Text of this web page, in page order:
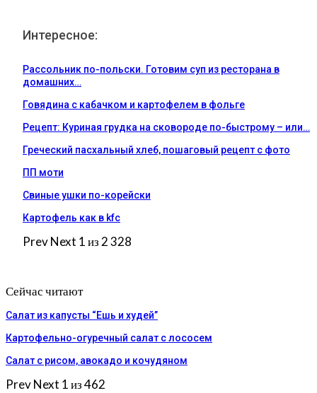
Интересное:
Рассольник по-польски. Готовим суп из ресторана в
домашних…
Говядина с кабачком и картофелем в фольге
Рецепт: Куриная грудка на сковороде по-быстрому – или…
Греческий пасхальный хлеб, пошаговый рецепт с фото
ПП моти
Свиные ушки по-корейски
Картофель как в kfc
PrevNext 1 из 2 328
Сейчас читают
Салат из капусты “Ешь и худей”
Картофельно-огуречный салат с лососем
Салат с рисом, авокадо и кочудяном
PrevNext 1 из 462